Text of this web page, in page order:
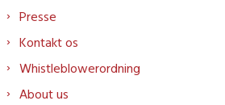
Presse
Kontakt os
Whistleblowerordning
About us